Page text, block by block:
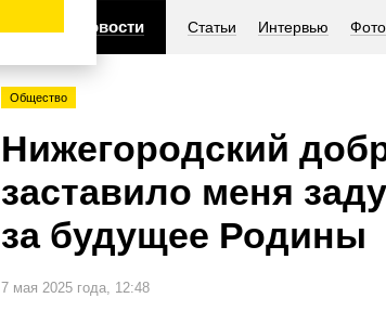
Новости Статьи Интервью Фото
Общество
Нижегородский
заставило меня
за будущее Родины
7 мая 2025 года, 12:48